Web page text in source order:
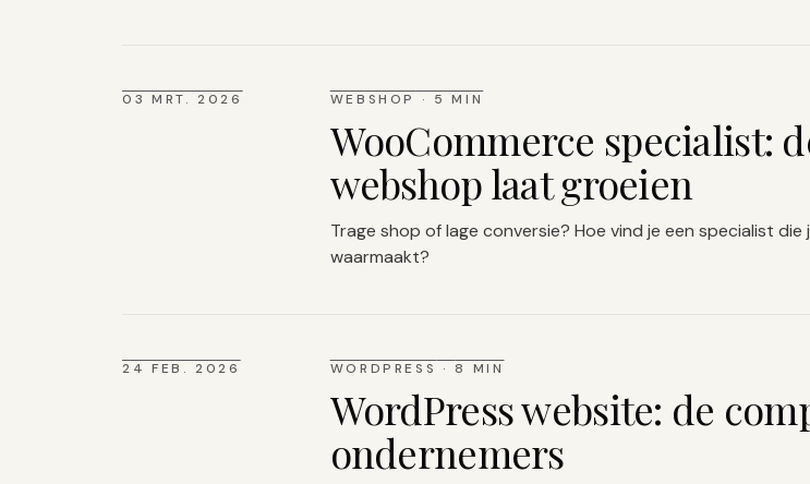
03 MRT. 2026 WEBSHOP · 5 MIN
WooCommerce specialist:
webshop laat groeien
Trage shop of lage conversie? Hoe vind je een specialist
waarmaakt?
24 FEB. 2026 WORDPRESS ·8 MIN
WordPress website: de
ondernemers